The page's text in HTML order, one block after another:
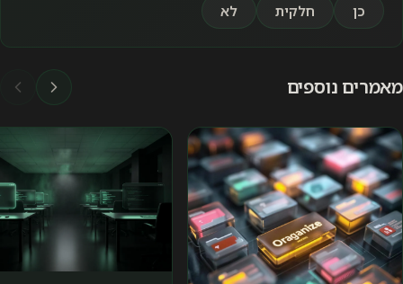
כן חלקית לא
מאמרים נוספים